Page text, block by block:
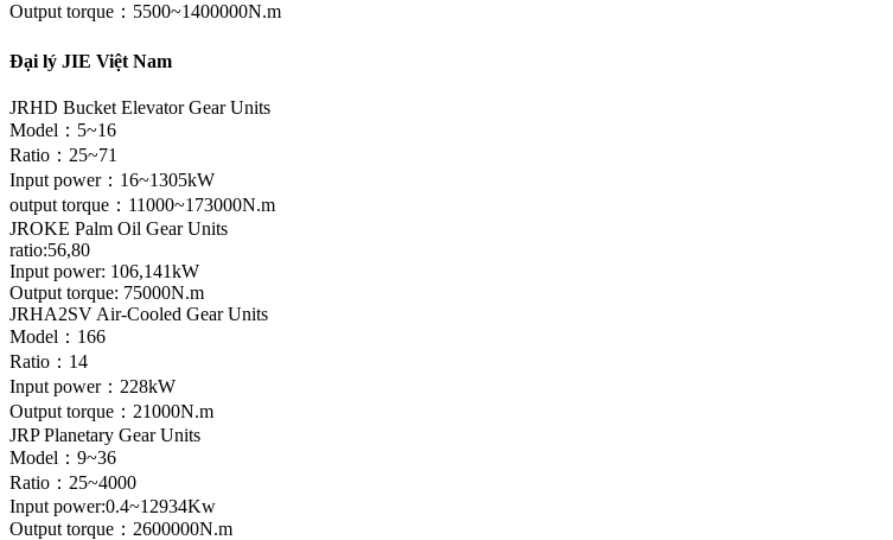
Output torque：5500~1400000N.m
Đại lý JIE Việt Nam
JRHD Bucket Elevator Gear Units
Model：5~16
Ratio：25~71
Input power：16~1305kW
output torque：11000~173000N.m
JROKE Palm Oil Gear Units
ratio:56,80
Input power: 106,141kW
Output torque: 75000N.m
JRHA2SV Air-Cooled Gear Units
Model：166
Ratio：14
Input power：228kW
Output torque：21000N.m
JRP Planetary Gear Units
Model：9~36
Ratio：25~4000
Input power:0.4~12934Kw
Output torque：2600000N.m